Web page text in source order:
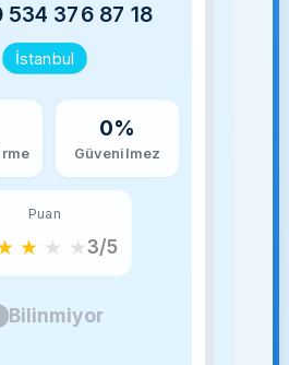
534 376 87 18
İstanbul
0%
Güvenilmez
Puan
★ ★ ★3/5
Bilinmiyor